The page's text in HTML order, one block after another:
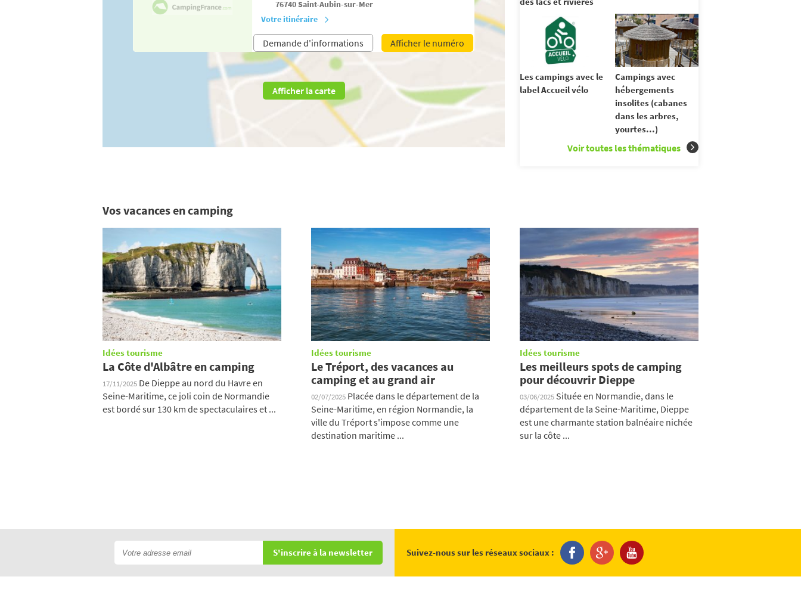
76740Saint-Aubin-sur-Mer
Votre itinéraire
Demande d'informations Afficher le numéro
Afficher la carte
Les campings avec le
label Accueil vélo
Campings avec
hébergements
insolites (cabanes
dans les arbres,
yourtes...)
Voir toutes les thématiques
Vos vacances en camping
Idées tourisme
La Côte d'Albâtre en camping
17/11/2025 De Dieppe au nord du Havre en
Seine-Maritime, ce joli coin de Normandie
est bordé sur 130 km de spectaculaires et ...
Idées tourisme
Le Tréport, des vacances au
camping et au grand air
02/07/2025 Placée dans le département de la
Seine-Maritime, en région Normandie, la
ville du Tréport s'impose comme une
destination maritime ...
Idées tourisme
Les meilleurs spots de camping
pour découvrir Dieppe
03/06/2025 Située en Normandie, dans le
département de la Seine-Maritime, Dieppe
est une charmante station balnéaire nichée
sur la côte ...
S'inscrire à la newsletter Suivez-nous sur les réseaux sociaux :